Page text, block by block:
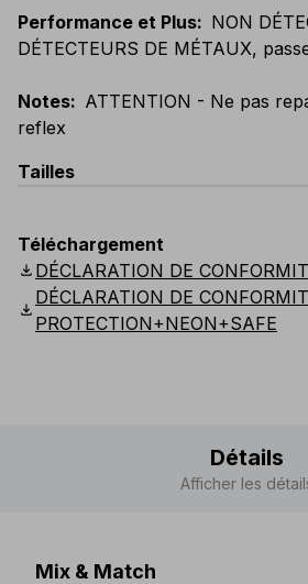
Performance et Plus: NON
DÉTECTEURS DE MÉTAUX,
Notes: ATTENTION - Ne pas
reflex
Tailles
Scandinavian: C44
Téléchargement
download DÉCLARATION DE
download
DÉCLARATION DE
PROTECTION+NEON+SAFE
Détails
Afficher les
Mix & Match